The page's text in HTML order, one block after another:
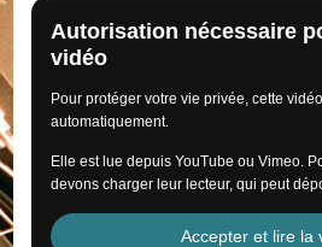
Autorisation nécessaire
vidéo
Pour protéger votre vie privée, cette
automatiquement.
Elle est lue depuis YouTube ou Vimeo.
devons charger leur lecteur, qui peut
Accepter et lire la